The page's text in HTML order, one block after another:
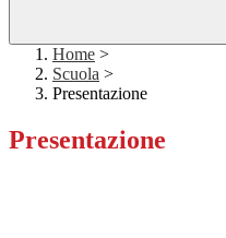
Home >
Scuola >
Presentazione
Presentazione